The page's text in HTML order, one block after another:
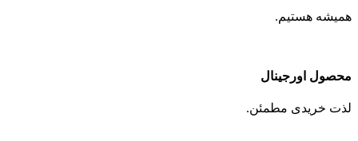
همیشه هستیم.
محصول اورجینال
لذت خریدی مطمئن.